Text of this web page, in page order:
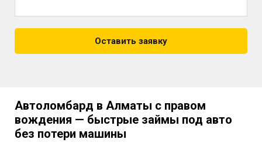
Оставить заявку
Автоломбард в Алматы с правом
вождения — быстрые займы под авто
без потери машины